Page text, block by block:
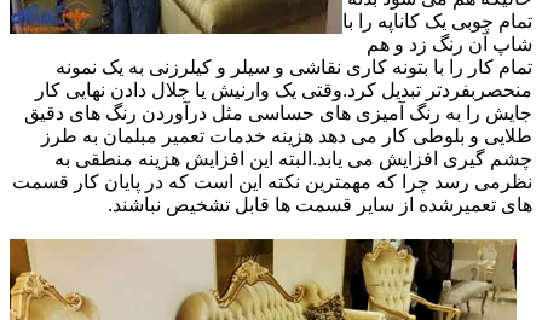
تمام چوبی یک کاناپه را با
شاپ آن رنگ زد و هم
تمام کار را با بتونه کاری نقاشی و سیلر و کیلرزنی به یک نمونه
منحصربفردتر تبدیل کرد.وقتی یک وارنیش یا جلال دادن نهایی کار
جایش را به رنگ آمیزی های حساسی مثل درآوردن رنگ های دقیق
طلایی و بلوطی کار می دهد هزینه خدمات تعمیر مبلمان به طرز
چشم گیری افزایش می یابد.البته این افزایش هزینه منطقی به
نظرمی رسد چرا که مهمترین نکته این است که در پایان کار قسمت
های تعمیرشده از سایر قسمت ها قابل تشخیص نباشند.